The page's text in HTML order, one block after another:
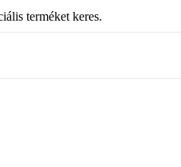
terméket keres.